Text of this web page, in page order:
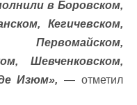
в Боровском,
Кегичевском,
Шевченковском,
Изюм», — отметил